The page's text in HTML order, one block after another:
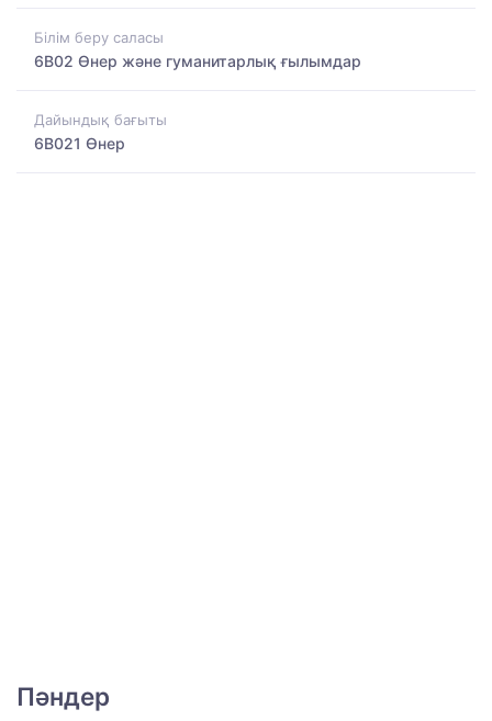
Білім беру саласы
6B02 Өнер және гуманитарлық ғылымдар
Дайындық бағыты
6B021 Өнер
Пәндер